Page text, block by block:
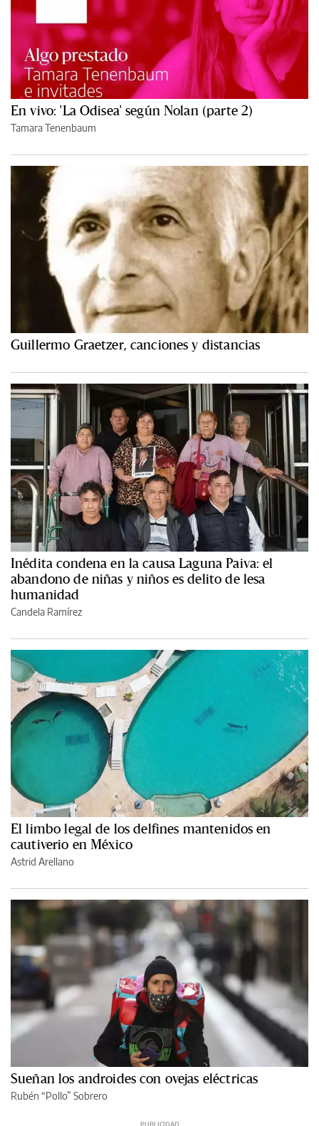
En vivo: 'La Odisea' según Nolan (parte 2)
Tamara Tenenbaum
Guillermo Graetzer, canciones y distancias
Inédita condena en la causa Laguna Paiva: el
abandono de niñas y niños es delito de lesa
humanidad
Candela Ramírez
El limbo legal de los delfines mantenidos en
cautiverio en México
Astrid Arellano
Sueñan los androides con ovejas eléctricas
Rubén “Pollo” Sobrero